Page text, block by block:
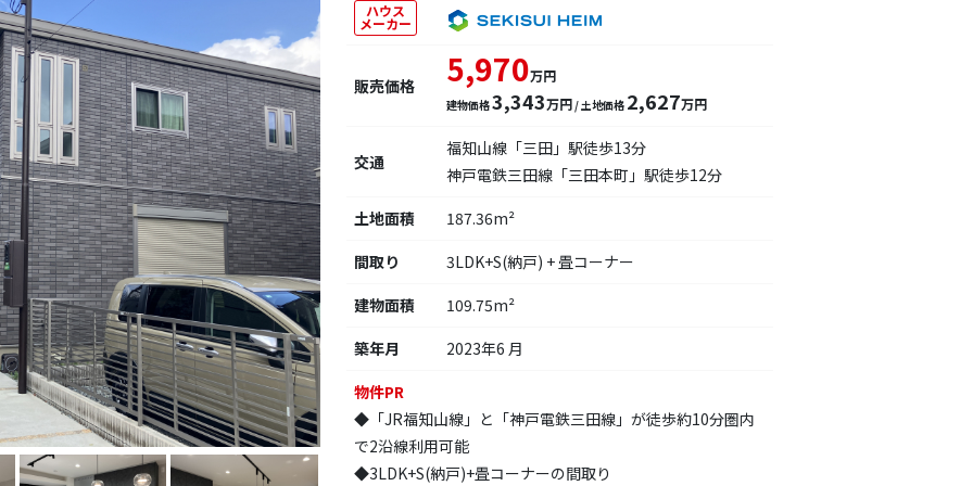
ハウス
メーカー
販売価格 5,970万円
建物価格3,343万円/ 土地価格 2,627万円
交通
福知山線「三田」駅徒歩13分
神戸電鉄三田線「三田本町」駅徒歩12分
土地面積
187.36m²
間取り
3LDK+S(納戸) + 畳コーナー
建物面積
109.75m²
築年月
2023年6 月
物件PR
◆「JR福知山線」と「神戸電鉄三田線」が徒歩約10分圏内
で2沿線利用可能
◆3LDK+S(納戸)+畳コーナーの間取り